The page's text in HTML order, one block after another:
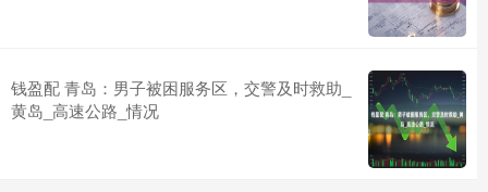
钱盈配 青岛：男子被困服务区，交警及时救助_
黄岛_高速公路_情况